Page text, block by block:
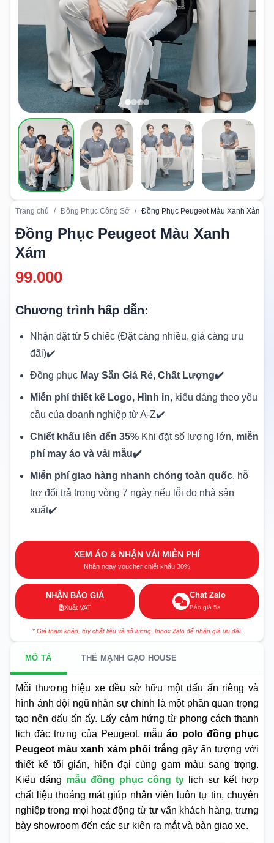
Trang chủ / Đồng Phục Công Sở / Đồng Phục Peugeot Màu Xanh Xám
Đồng Phục Peugeot Màu Xanh
Xám
99.000
Chương trình hấp dẫn:
Nhận đặt từ 5 chiếc (Đặt càng nhiều, giá càng ưu
đãi)✔️
Đồng phục May Sẵn Giá Rẻ, Chất Lượng✔️
Miễn phí thiết kế Logo, Hình in, kiểu dáng theo yêu
cầu của doanh nghiệp từ A-Z✔️
Chiết khấu lên đến 35% Khi đặt số lượng lớn, miễn
phí may áo và vải mẫu✔️
Miễn phí giao hàng nhanh chóng toàn quốc, hỗ
trợ đổi trả trong vòng 7 ngày nếu lỗi do nhà sản
xuất✔️
XEM ÁO & NHẬN VẢI MIỄN PHÍ
Nhận ngay voucher chiết khấu 30%
NHẬN BÁO GIÁ
Xuất VAT
Chat Zalo
Báo giá 5s
* Giá tham khảo, tùy chất liệu và số lượng. Inbox Zalo để nhận giá ưu đãi.
MÔ TẢ THẾ MẠNH GẠO HOUSE
Mỗi thương hiệu xe đều sở hữu một dấu ấn riêng và
hình ảnh đội ngũ nhân sự chính là một phần quan trọng
tạo nên dấu ấn ấy. Lấy cảm hứng từ phong cách thanh
lịch đặc trưng của Peugeot, mẫuáo polo đồng phục
Peugeot màu xanh xám phối trắng gây ấn tượng với
thiết kế tối giản, hiện đại cùng gam màu sang trọng.
Kiểu dáng mẫu đồng phục công ty lịch sự kết hợp
chất liệu thoáng mát giúp nhân viên luôn tự tin, chuyên
nghiệp trong mọi hoạt động từ tư vấn khách hàng, trưng
bày showroom đến các sự kiện ra mắt và bàn giao xe.